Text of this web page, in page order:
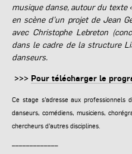
musique danse, autour du texte
en scène d’un projet de Jean
avec Christophe Lebreton
dans le cadre de la structure
danseurs.
>>> Pour télécharger le
Ce stage s’adresse aux professionnels
danseurs, comédiens, musiciens,
chercheurs d’autres disciplines.